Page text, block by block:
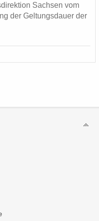
Sach­sen vom
der Gel­tungs­dau­er der